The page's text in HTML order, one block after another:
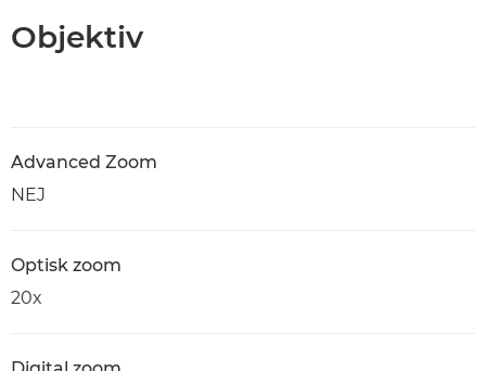
Objektiv
Advanced Zoom
NEJ
Optisk zoom
20x